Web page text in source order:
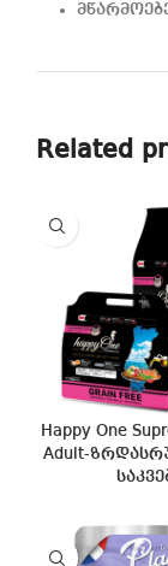
Related
Happy One
Adult-